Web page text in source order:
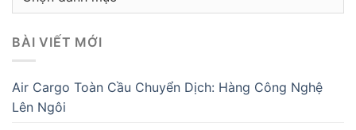
BÀI VIẾT MỚI
Air Cargo Toàn Cầu Chuyển Dịch: Hàng Công Nghệ
Lên Ngôi